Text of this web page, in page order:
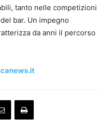
tanto nelle competizioni
bar. Un impegno
da anni il percorso